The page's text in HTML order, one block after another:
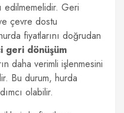
Geri
çevre dostu
fiyatlarını doğrudan
geri dönüşüm
daha verimli işlenmesini
Bu durum, hurda
olabilir.